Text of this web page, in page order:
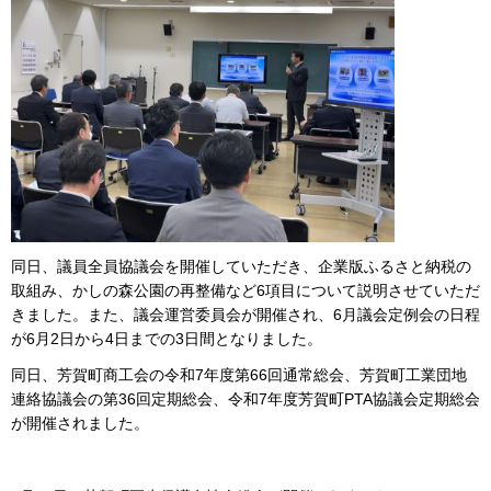
同日、議員全員協議会を開催していただき、企業版ふるさと納税の
取組み、かしの森公園の再整備など6項目について説明させていただ
きました。また、議会運営委員会が開催され、6月議会定例会の日程
が6月2日から4日までの3日間となりました。
同日、芳賀町商工会の令和7年度第66回通常総会、芳賀町工業団地
連絡協議会の第36回定期総会、令和7年度芳賀町PTA協議会定期総会
が開催されました。